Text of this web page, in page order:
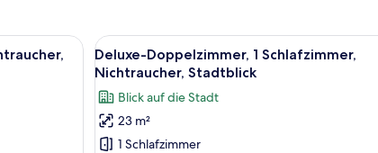
Bett, Nachttisch und kleinem Schreibtisch mit Stuhl.
Alle
Fotos
für
Deluxe-
Doppelzimmer,
5
Deluxe-Doppelzimmer, 1 Schlafzimmer,
Nichtraucher, Stadtblick
Blick auf die Stadt
23 m²
1 Schlafzimmer